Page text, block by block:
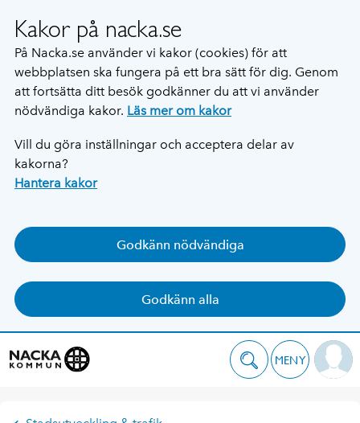
Kakor på nacka.se
På Nacka.se använder vi kakor (cookies) för att
webbplatsen ska fungera på ett bra sätt för dig. Genom
att fortsätta ditt besök godkänner du att vi använder
nödvändiga kakor. Läs mer om kakor
Vill du göra inställningar och acceptera delar av
kakorna?
Hantera kakor
Godkänn nödvändiga
Godkänn alla
MENY